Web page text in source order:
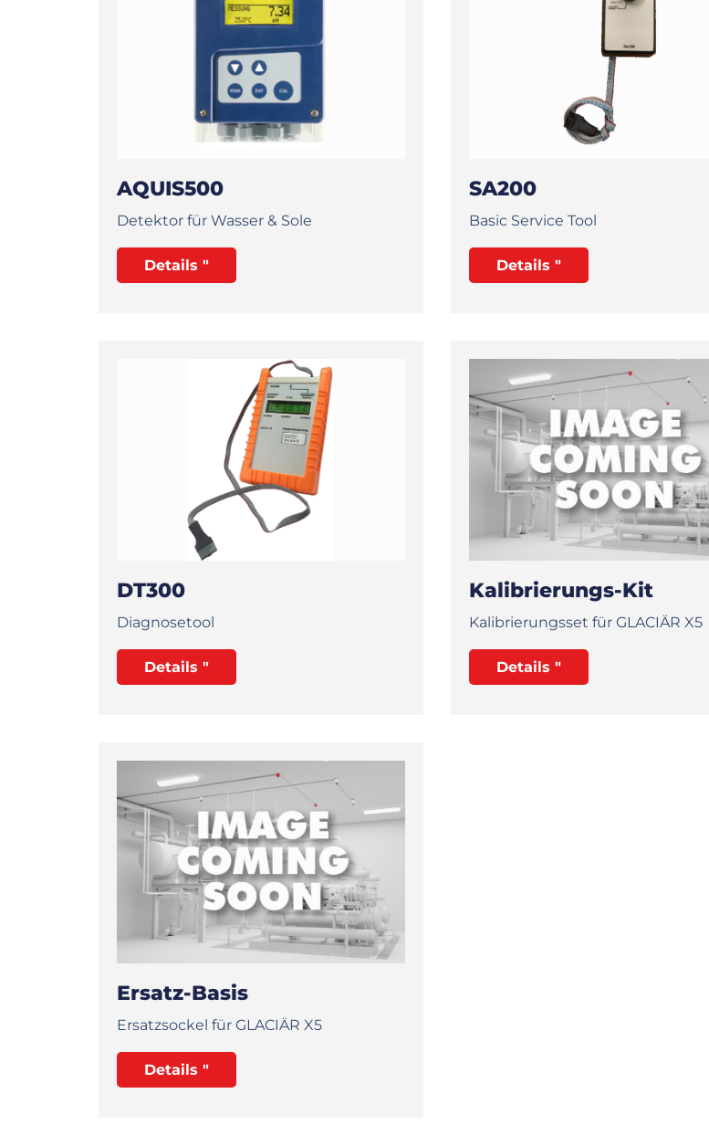
AQUIS500
Detektor für Wasser & Sole
Details "
SA200
Basic Service Tool
Details "
DT300
Diagnosetool
Details "
Kalibrierungs-Kit
Kalibrierungsset für GLACIÄR X5
Details "
Ersatz-Basis
Ersatzsockel für GLACIÄR X5
Details "